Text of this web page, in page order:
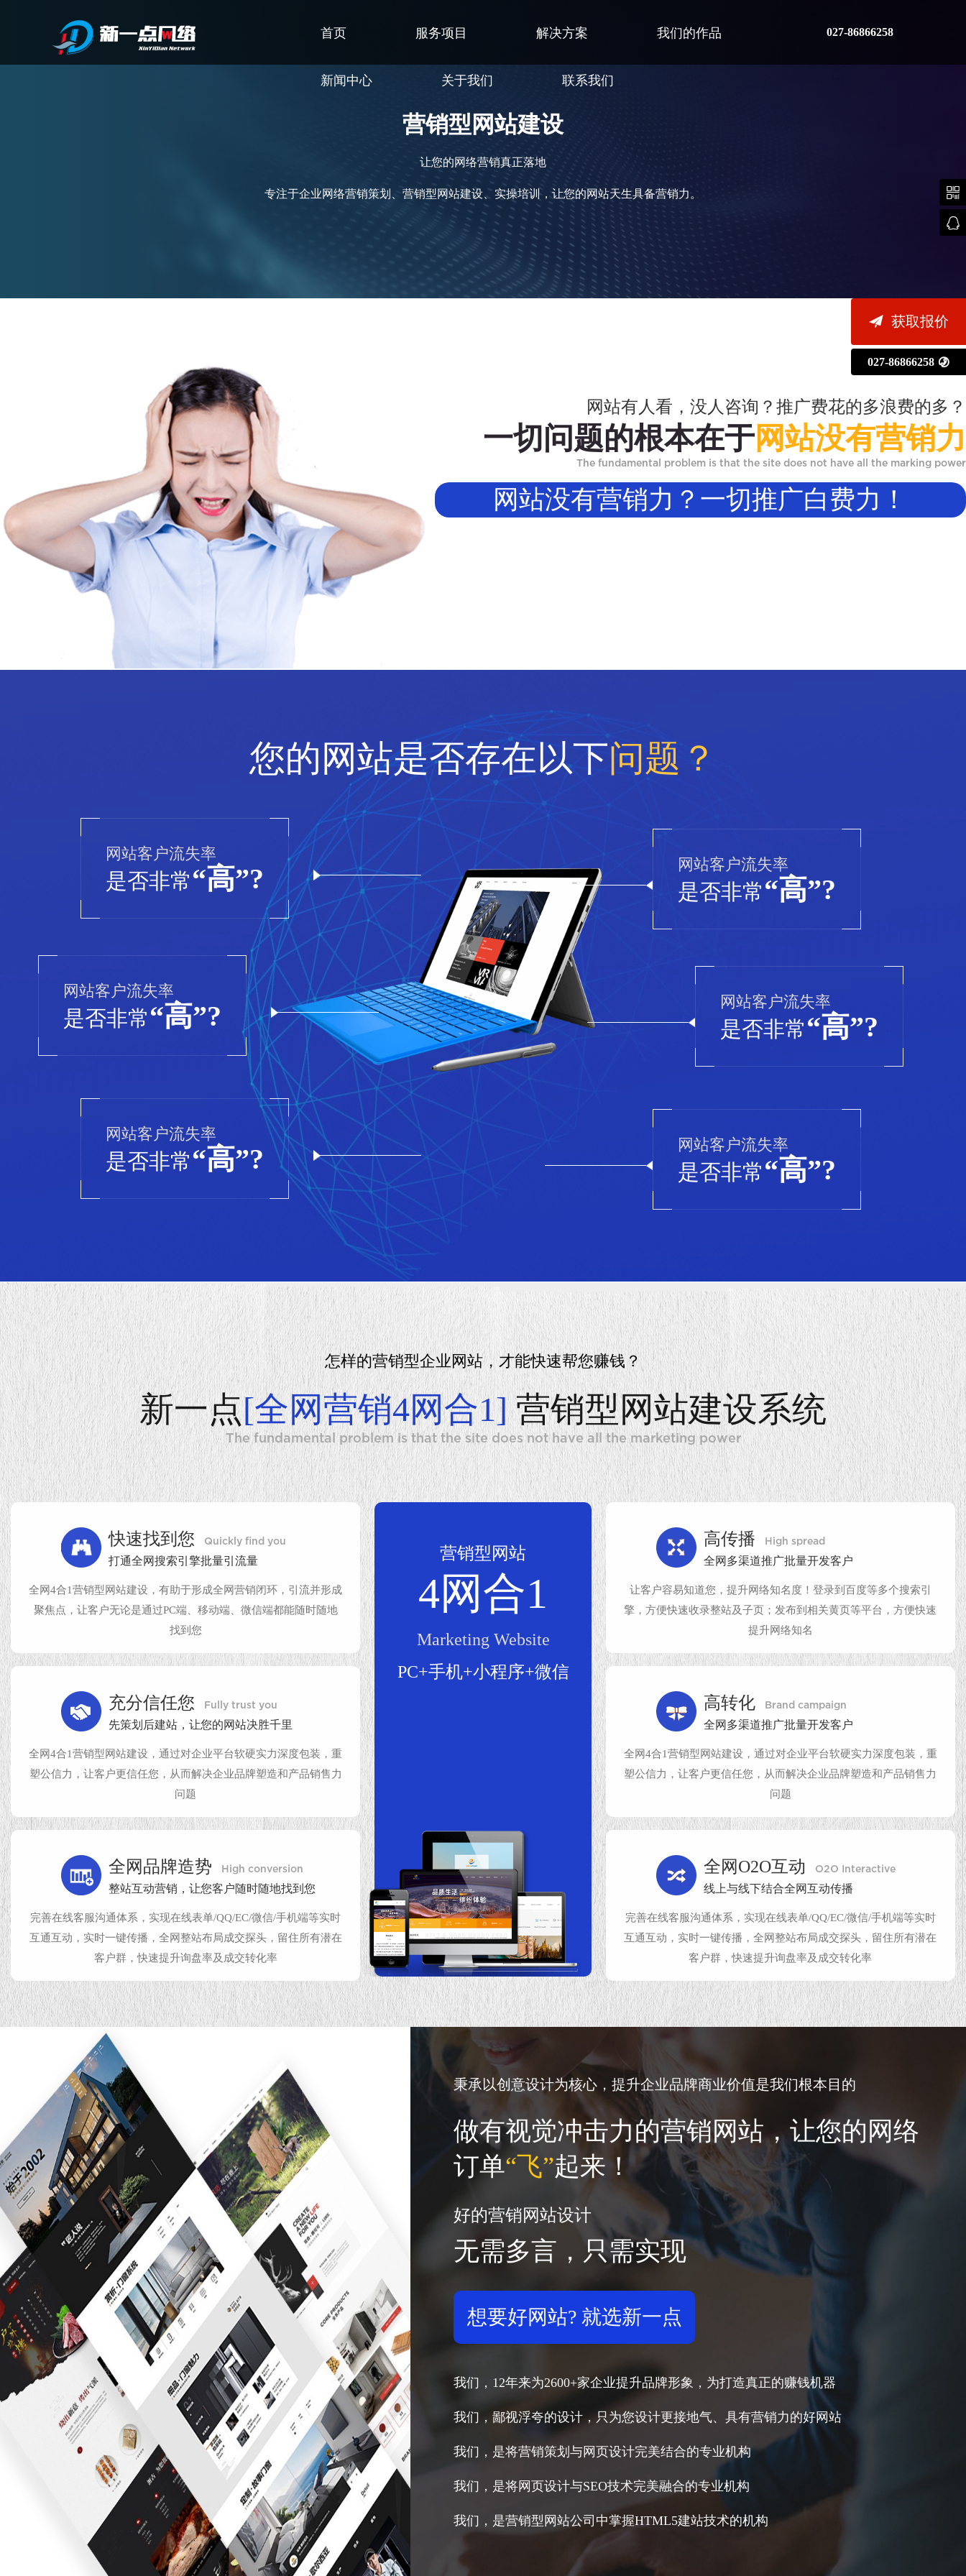
027-86866258
首页 服务项目 解决方案 我们的作品
新闻中心 关于我们 联系我们
营销型网站建设
让您的网络营销真正落地
专注于企业网络营销策划、营销型网站建设、实操培训，让您的网站天生具备营销力。
网站有人看，没人咨询？推广费花的多浪费的多？
一切问题的根本在于网站没有营销力
The fundamental problem is that the site does not have all the marking power
网站没有营销力？一切推广白费力！
您的网站是否存在以下问题？
网站客户流失率
是否非常“高”?
网站客户流失率
是否非常“高”?
网站客户流失率
是否非常“高”?
网站客户流失率
是否非常“高”?
网站客户流失率
是否非常“高”?
网站客户流失率
是否非常“高”?
怎样的营销型企业网站，才能快速帮您赚钱？
新一点[全网营销4网合1]营销型网站建设系统
The fundamental problem is that the site does not have all the marketing power
快速找到您 Quickly find you
打通全网搜索引擎批量引流量
全网4合1营销型网站建设，有助于形成全网营销闭环，引流并形成
聚焦点，让客户无论是通过PC端、移动端、微信端都能随时随地
找到您
充分信任您 Fully trust you
先策划后建站，让您的网站决胜千里
全网4合1营销型网站建设，通过对企业平台软硬实力深度包装，重
塑公信力，让客户更信任您，从而解决企业品牌塑造和产品销售力
问题
全网品牌造势 High conversion
整站互动营销，让您客户随时随地找到您
完善在线客服沟通体系，实现在线表单/QQ/EC/微信/手机端等实时
互通互动，实时一键传播，全网整站布局成交探头，留住所有潜在
客户群，快速提升询盘率及成交转化率
营销型网站
4网合1
Marketing Website
PC+手机+小程序+微信
高传播 High spread
全网多渠道推广批量开发客户
让客户容易知道您，提升网络知名度！登录到百度等多个搜索引
擎，方便快速收录整站及子页；发布到相关黄页等平台，方便快速
提升网络知名
高转化 Brand campaign
全网多渠道推广批量开发客户
全网4合1营销型网站建设，通过对企业平台软硬实力深度包装，重
塑公信力，让客户更信任您，从而解决企业品牌塑造和产品销售力
问题
全网O2O互动 O2O Interactive
线上与线下结合全网互动传播
完善在线客服沟通体系，实现在线表单/QQ/EC/微信/手机端等实时
互通互动，实时一键传播，全网整站布局成交探头，留住所有潜在
客户群，快速提升询盘率及成交转化率
秉承以创意设计为核心，提升企业品牌商业价值是我们根本目的
做有视觉冲击力的营销网站，让您的网络
订单“飞”起来！
好的营销网站设计
无需多言，只需实现
想要好网站? 就选新一点
我们，12年来为2600+家企业提升品牌形象，为打造真正的赚钱机器
我们，鄙视浮夸的设计，只为您设计更接地气、具有营销力的好网站
我们，是将营销策划与网页设计完美结合的专业机构
我们，是将网页设计与SEO技术完美融合的专业机构
我们，是营销型网站公司中掌握HTML5建站技术的机构


 获取报价
027-86866258 